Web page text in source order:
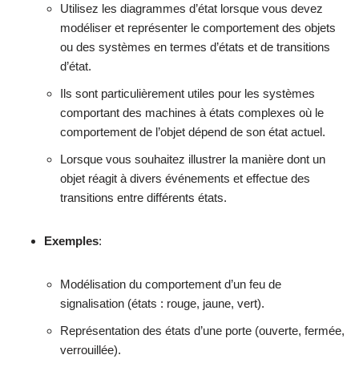
Utilisez les diagrammes d’état lorsque vous devez
modéliser et représenter le comportement des objets
ou des systèmes en termes d’états et de transitions
d’état.
Ils sont particulièrement utiles pour les systèmes
comportant des machines à états complexes où le
comportement de l’objet dépend de son état actuel.
Lorsque vous souhaitez illustrer la manière dont un
objet réagit à divers événements et effectue des
transitions entre différents états.
Exemples:
Modélisation du comportement d’un feu de
signalisation (états : rouge, jaune, vert).
Représentation des états d’une porte (ouverte, fermée,
verrouillée).